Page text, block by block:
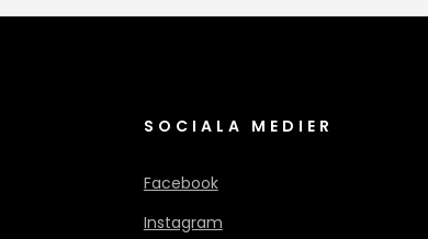
SOCIALA MEDIER
Facebook
Instagram